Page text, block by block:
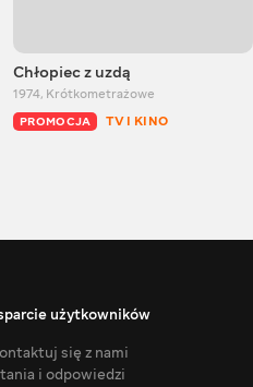
Chłopiec z uzdą
1974, Krótkometrażowe
PROMOCJA TV I KINO
użytkowników
się z nami
i odpowiedzi